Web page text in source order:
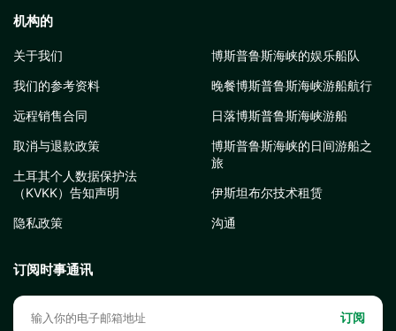
机构的
关于我们
我们的参考资料
远程销售合同
取消与退款政策
土耳其个人数据保护法
（KVKK）告知声明
隐私政策
博斯普鲁斯海峡的娱乐船队
晚餐博斯普鲁斯海峡游船航行
日落博斯普鲁斯海峡游船
博斯普鲁斯海峡的日间游船之
旅
伊斯坦布尔技术租赁
沟通
订阅时事通讯
订阅